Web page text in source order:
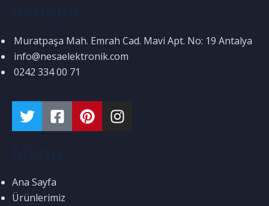
Muratpaşa Mah. Emrah Cad. Mavi Apt. No: 19 Antalya
info@nesaelektronik.com
0242 334 00 71
Ana Sayfa
Ürünlerimiz